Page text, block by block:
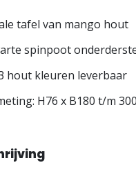
tafel van mango hout
spinpoot
hout kleuren leverbaar
H76 x B180 t/m